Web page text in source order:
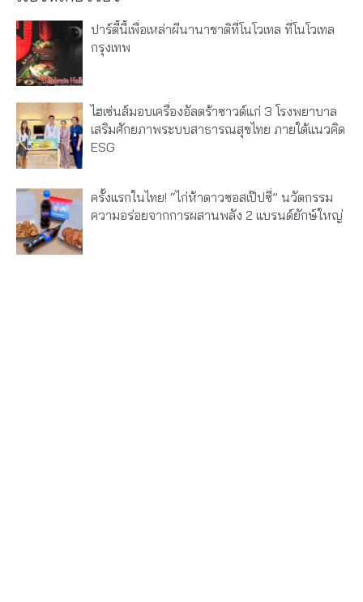
ปาร์ตี้นี้เพื่อเหล่าผีนานาชาติที่โนโวเทล ที่โนโวเทล
กรุงเทพ
ไฮเซ่นส์มอบเครื่องอัลตร้าซาวด์แก่ 3 โรงพยาบาล
เสริมศักยภาพระบบสาธารณสุขไทย ภายใต้แนวคิด
ESG
ครั้งแรกในไทย! “ไก่ห้าดาวซอสเป๊ปซี่” นวัตกรรม
ความอร่อยจากการผสานพลัง 2 แบรนด์ยักษ์ใหญ่